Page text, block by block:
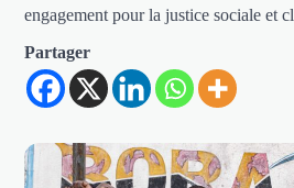
engagement pour la justice sociale et
Partager